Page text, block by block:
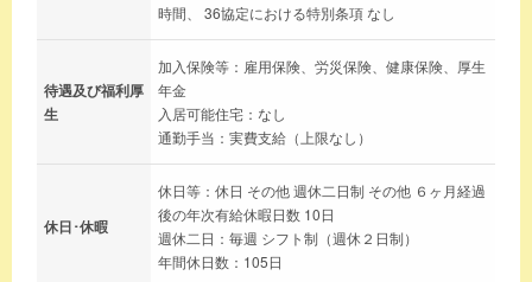
時間、 36協定における特別条項 なし
待遇及び福利厚
生
加入保険等：雇用保険、労災保険、健康保険、厚生
年金
入居可能住宅：なし
通勤手当：実費支給（上限なし）
休日･休暇
休日等：休日 その他 週休二日制 その他 ６ヶ月経過
後の年次有給休暇日数 10日
週休二日：毎週 シフト制（週休２日制）
年間休日数：105日